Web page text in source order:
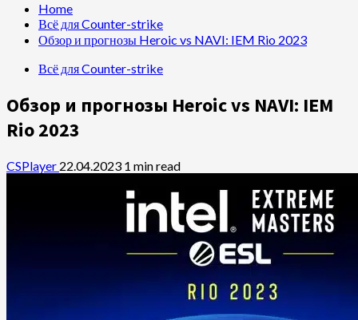
Home
Всё для Counter-strike
Обзор и прогнозы Heroic vs NAVI: IEM Rio 2023
Всё для Counter-strike
Обзор и прогнозы Heroic vs NAVI: IEM
Rio 2023
CSPlayer 22.04.2023 1 min read